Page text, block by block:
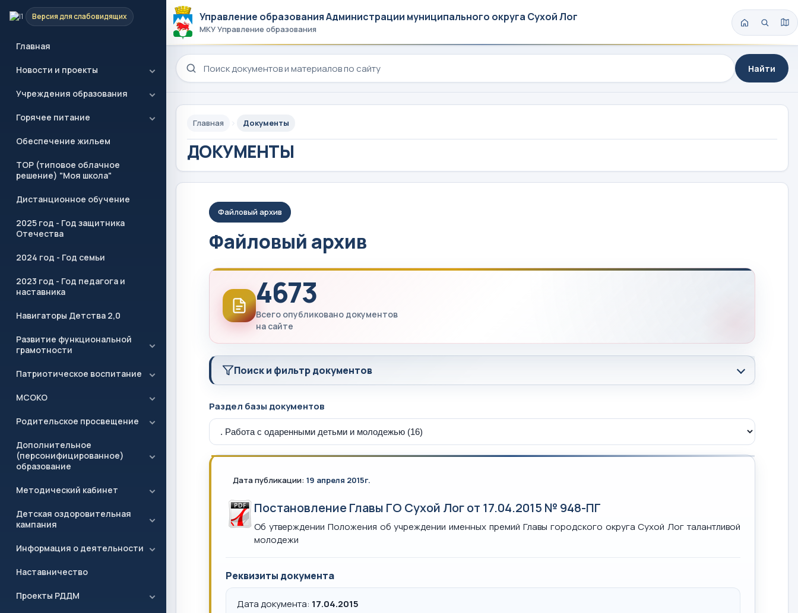
Версия для слабовидящих
Главная
Новости и проекты
Учреждения образования
Горячее питание
Обеспечение жильем
ТОР (типовое облачное
решение) "Моя школа"
Дистанционное обучение
2025 год - Год защитника
Отечества
2024 год - Год семьи
2023 год - Год педагога и
наставника
Навигаторы Детства 2,0
Развитие функциональной
грамотности
Патриотическое воспитание
МСОКО
Родительское просвещение
Дополнительное
(персонифицированное)
образование
Методический кабинет
Детская оздоровительная
кампания
Информация о деятельности
Наставничество
Проекты РДДМ
Управление образования Администрации муниципального округа Сухой Лог
МКУ Управление образования
Поиск по сайту
Найти
Главная Документы
ДОКУМЕНТЫ
Файловый архив
Файловый архив
4673
Всего опубликовано документов
на сайте
Поиск и фильтр документов
Раздел базы документов
Дата публикации: 19 апреля 2015г.
Постановление Главы ГО Сухой Лог от 17.04.2015 № 948-ПГ
Об утверждении Положения об учреждении именных премий Главы городского округа Сухой Лог талантливой
молодежи
Реквизиты документа
Дата документа: 17.04.2015